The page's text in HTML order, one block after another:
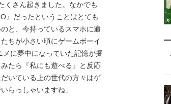
くさん起きました。なかでも
』だったということはとても
と、今持っているスマホに適
ちが小さい頃にゲームボーイ
に夢中になっていた記憶が掘
たら『私にも遊べる』と反応
いている上の世代の方々はゲ
らっしゃいますね」